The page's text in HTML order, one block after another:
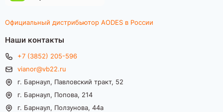
Официальный дистрибьютор AODES в России
Наши контакты
+7 (3852) 205-596
vianor@vb22.ru
г. Барнаул, Павловский тракт, 52
г. Барнаул, Попова, 214
г. Барнаул, Ползунова, 44а